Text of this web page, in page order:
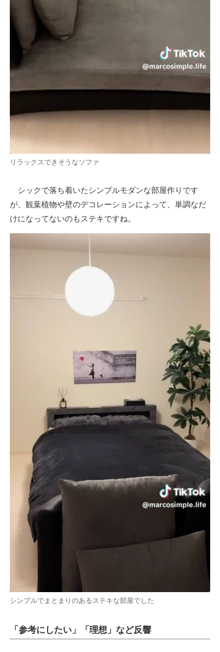
リラックスできそうなソファ
シックで落ち着いたシンプルモダンな部屋作りです
が、観葉植物や壁のデコレーションによって、単調なだ
けになってないのもステキですね。
シンプルでまとまりのあるステキな部屋でした
「参考にしたい」「理想」など反響